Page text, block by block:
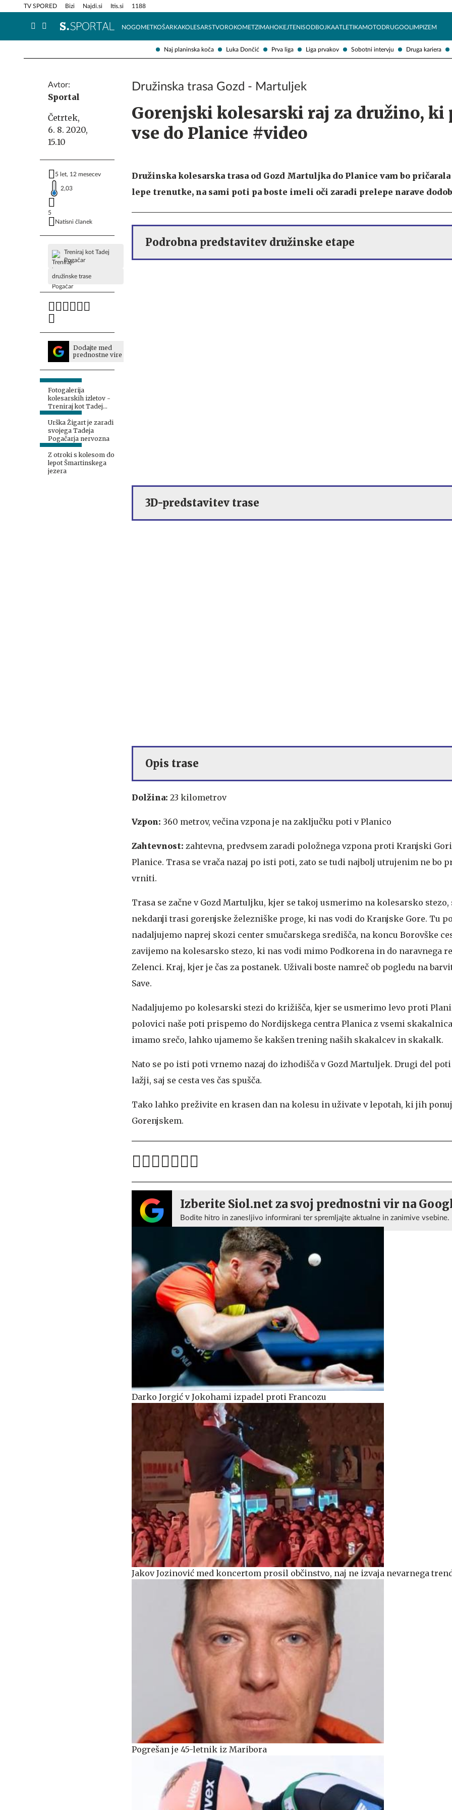
Naj planinska koča Luka Dončić Prva liga Liga prvakov Sobotni intervju Druga kariera
TV SPORED Bizi Najdi.si Itis.si 1188
NOGOMETKOŠARKAKOLESARSTVOROKOMETZIMAHOKEJTENISODBOJKAATLETIKAMOTODRUGOOLIMPIZEM
Info in obvestila Tehnik
Avtor:
Sportal
Četrtek,
6. 8. 2020,
15.10
5 let, 12 mesecev
2,03
5
Natisni članek
Treniraj kot Tadej
Pogačar
družinske trase
Dodajte med
prednostne vire
Fotogalerija
kolesarskih izletov -
Treniraj kot Tadej
Pogačar
Urška Žigart je zaradi
svojega Tadeja
Pogačarja nervozna
Z otroki s kolesom do
lepot Šmartinskega
jezera
Družinska trasa Gozd - Martuljek
Gorenjski kolesarski raj za družino, ki
vse do Planice #video
Družinska kolesarska trasa od Gozd Martuljka do Planice vam bo
lepe trenutke, na sami poti pa boste imeli oči zaradi prelepe narave
Podrobna predstavitev družinske etape
3D-predstavitev trase
Opis trase
Dolžina: 23 kilometrov
Vzpon: 360 metrov, večina vzpona je na zaključku poti v Planico
Zahtevnost: zahtevna, predvsem zaradi položnega vzpona proti Kranjski
Planice. Trasa se vrača nazaj po isti poti, zato se tudi najbolj utrujenim ne bo
vrniti.
Trasa se začne v Gozd Martuljku, kjer se takoj usmerimo na kolesarsko
nekdanji trasi gorenjske železniške proge, ki nas vodi do Kranjske Gore. Tu
nadaljujemo naprej skozi center smučarskega središča, na koncu Borovške
zavijemo na kolesarsko stezo, ki nas vodi mimo Podkorena in do naravnega
Zelenci. Kraj, kjer je čas za postanek. Uživali boste namreč ob pogledu na
Save.
Nadaljujemo po kolesarski stezi do križišča, kjer se usmerimo levo proti
polovici naše poti prispemo do Nordijskega centra Planica z vsemi
imamo srečo, lahko ujamemo še kakšen trening naših skakalcev in skakalk.
Nato se po isti poti vrnemo nazaj do izhodišča v Gozd Martuljek. Drugi del
lažji, saj se cesta ves čas spušča.
Tako lahko preživite en krasen dan na kolesu in uživate v lepotah, ki jih
Gorenjskem.
Izberite Siol.net za svoj prednostni vir na
Bodite hitro in zanesljivo informirani ter spremljajte aktualne in zanimive vsebine.
Darko Jorgić v Jokohami izpadel proti Francozu
Jakov Jozinović med koncertom prosil občinstvo, naj ne izvaja nevarnega
Pogrešan je 45-letnik iz Maribora